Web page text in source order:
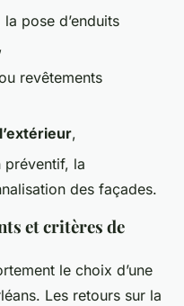
pose d’enduits
revêtements
,
préventif, la
des façades.
et critères de
le choix d’une
Les retours sur la